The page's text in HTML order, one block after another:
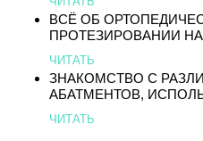
ВСЁ ОБ
ПРОТЕЗИРОВАНИИ
ЧИТАТЬ
ЗНАКОМСТВО С
АБАТМЕНТОВ,
ЧИТАТЬ